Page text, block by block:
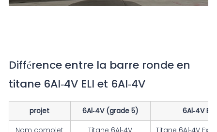
Différence entre la barre ronde en
titane 6Al-4V ELI et 6Al-4V
projet 6Al-4V (grade 5)
6Al-4V